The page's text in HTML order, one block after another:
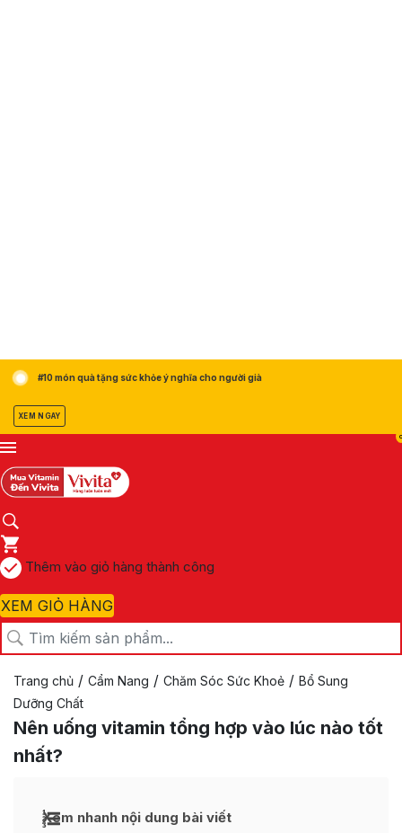
#10 món quà tặng sức khỏe ý nghĩa cho người già
XEM NGAY
0
Thêm vào giỏ hàng thành công
XEM GIỎ HÀNG
Trang chủ / Cẩm Nang / Chăm Sóc Sức Khoẻ / Bổ Sung
Dưỡng Chất
Nên uống vitamin tổng hợp vào lúc nào tốt
nhất?
Xem nhanh nội dung bài viết